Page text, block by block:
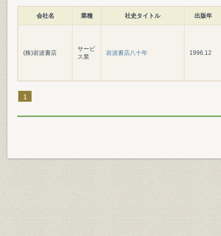
会社名 業種 社史タイトル 出版年
(株)岩波書店
サービ
ス業
岩波書店八十年 1996.12
1